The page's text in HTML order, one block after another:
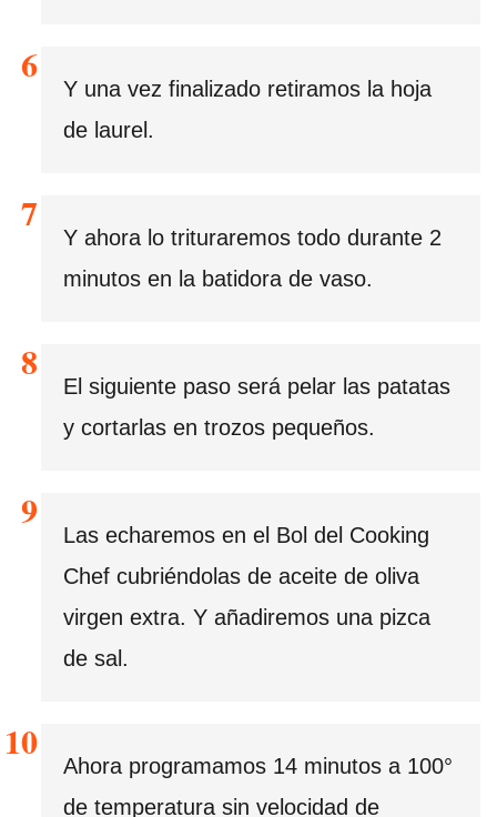
Y una vez finalizado retiramos la hoja
de laurel.
Y ahora lo trituraremos todo durante 2
minutos en la batidora de vaso.
El siguiente paso será pelar las patatas
y cortarlas en trozos pequeños.
Las echaremos en el Bol del Cooking
Chef cubriéndolas de aceite de oliva
virgen extra. Y añadiremos una pizca
de sal.
Ahora programamos 14 minutos a 100°
de temperatura sin velocidad de